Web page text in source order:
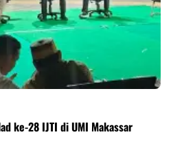
ke-28 IJTI di UMI Makassar